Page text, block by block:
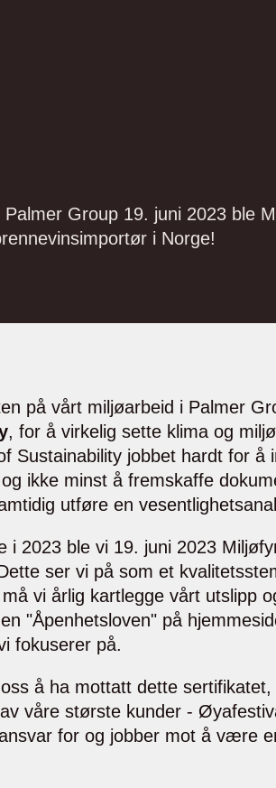
Group 19. juni 2023 ble
i Norge!
på vårt miljøarbeid i Palmer
, for å virkelig sette klima og
Sustainability jobbet hardt for
ikke minst å fremskaffe
utføre en
i 2023 ble vi 19. juni 2023
ser vi på som et
vi årlig kartlegge vårt utslipp
"Åpenhetsloven" på
fokuserer på.
å ha mottatt dette
våre største kunder -
for og jobber mot å være